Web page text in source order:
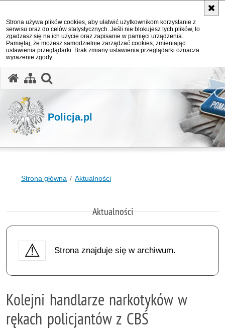
Strona używa plików cookies, aby ułatwić użytkownikom korzystanie z
serwisu oraz do celów statystycznych. Jeśli nie blokujesz tych plików, to
zgadzasz się na ich użycie oraz zapisanie w pamięci urządzenia.
Pamiętaj, że możesz samodzielnie zarządzać cookies, zmieniając
ustawienia przeglądarki. Brak zmiany ustawienia przeglądarki oznacza
wyrażenie zgody.
Policja.pl
Strona główna Aktualności
Aktualności
Strona znajduje się w archiwum.
Kolejni handlarze narkotyków w
rękach policjantów z CBŚ